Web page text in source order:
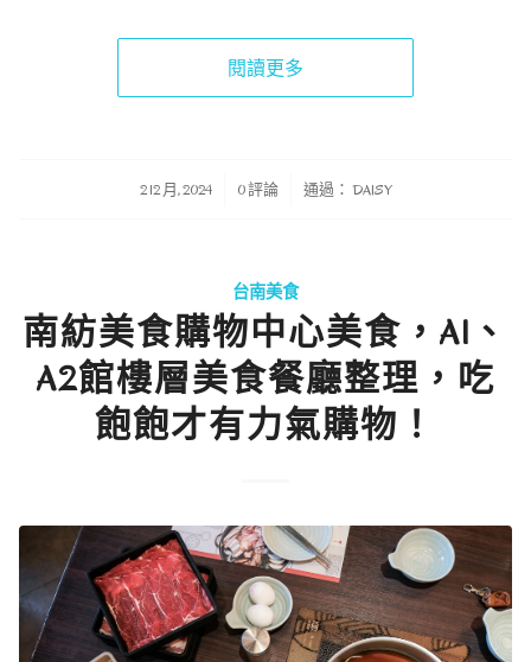
閱讀更多
2 12 月, 2024
/ 0 評論 通過： DAISY
台南美食
南紡美食購物中心美食，A1、
A2館樓層美食餐廳整理，吃
飽飽才有力氣購物！